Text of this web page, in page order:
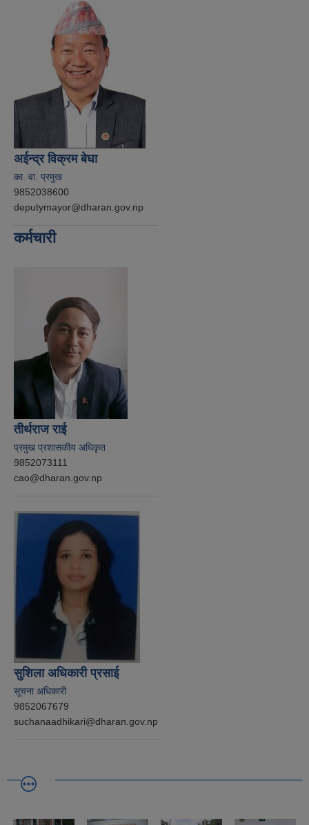
अईन्द्र विक्रम बेघा
का. वा. प्रमुख
9852038600
deputymayor@dharan.gov.np
कर्मचारी
तीर्थराज राई
प्रमुख प्रशासकीय अधिकृत
9852073111
cao@dharan.gov.np
सुशिला अधिकारी प्रसाई
सूचना अधिकारी
9852067679
suchanaadhikari@dharan.gov.np